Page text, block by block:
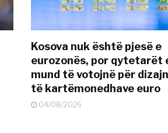
Kosova nuk është pjesë e
eurozonës, por qytetarët
mund të votojnë për
të kartëmonedhave euro
04/08/2026